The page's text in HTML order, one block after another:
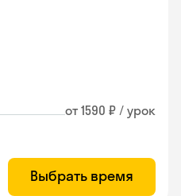
от 1590 ₽ / урок
Выбрать время